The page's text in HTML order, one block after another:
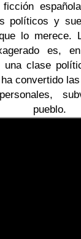
políticos y
lo merece.
es,
clase
convertido